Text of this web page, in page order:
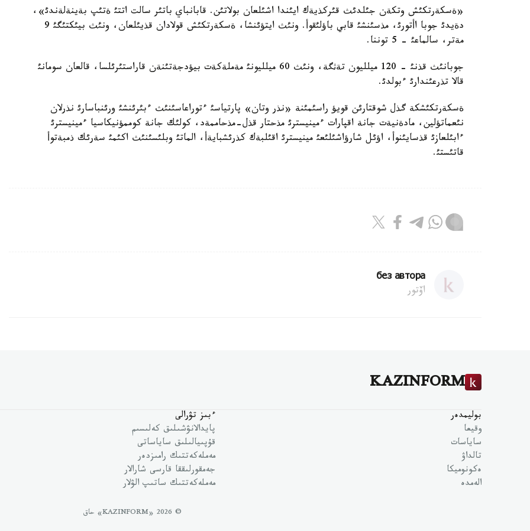
«ةسكةرتكئش وتكةن جئلدئث قئركذيةك ايئندا اشئلعان بولاتئن. قابانباي باتئر سالت اتتئ ةتئپ بةينةلةندئ»،
دةيدئ جوبا اأتورئ، مذسئنشئ قابي باؤلئقوأ. ونئث ايتؤئنشا، ةسكةرتكئش قولادان قذيئلعان، ونئث بيئكتئگئ 9
مةتر، سالماعئ - 5 توننا.
جوبانئث قذنئ - 120 ميلليون تةثگة، ونئث 60 ميلليونئ مةملةكةت بيؤدجةتئنةن قاراستئرئلسا، قالعان سومانئ
قالا تذرعئندارئ ءبولدئ.
ةسكةرتكئشكة گذل شوقتارئن قويؤ راسئمئنة «نذر وتان» پارتياسئ ءتوراعاسئنئث ءبئرئنشئ ورئنباسارئ نذرلان
نئعماتؤلين، مادةنيةت جانة اقپارات ءمينيسترئ مذحتار قذل-مذحاممةد، كولئك جانة كوممؤنيكاسيا ءمينيسترئ
ءابئلعازئ قذسايئنوأ، اؤئل شارؤاشئلئعئ مينيسترئ اقئلبةك كذرئشبايةأ، الماتئ وبلئسئنئث اكئمئ سةرئك ذمبةتوأ
قاتئستئ.
без автора
اۆتور
KAZINFORM
بوليمدەر
وقيعا
ساياسات
تالداۋ
ەكونوميكا
الەمدە
ءبىز تۋرالى
پايدالانۋشىلىق كەلىسىم
قۇپىيالىلىق ساياساتى
مەملەكەتتىك رامىزدەر
جەمقورلىققا قارسى شارالار
مەملەكەتتىك ساتىپ الۋلار
© 2026 «KAZINFORM» حاق